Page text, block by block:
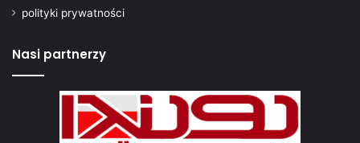
polityki prywatności
Nasi partnerzy